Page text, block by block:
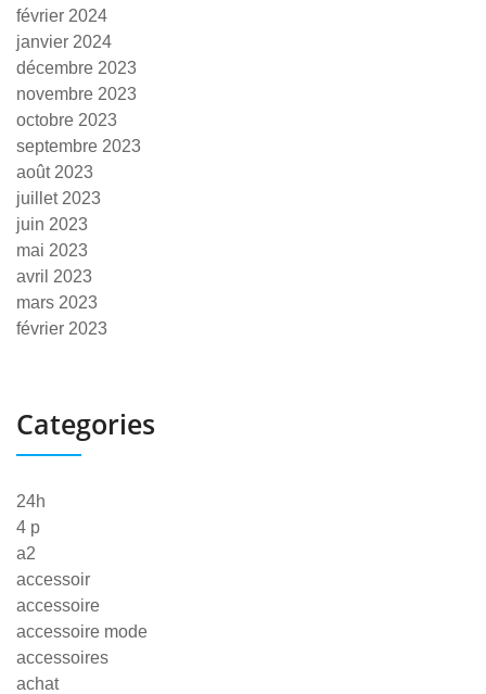
février 2024
janvier 2024
décembre 2023
novembre 2023
octobre 2023
septembre 2023
août 2023
juillet 2023
juin 2023
mai 2023
avril 2023
mars 2023
février 2023
Categories
24h
4 p
a2
accessoir
accessoire
accessoire mode
accessoires
achat